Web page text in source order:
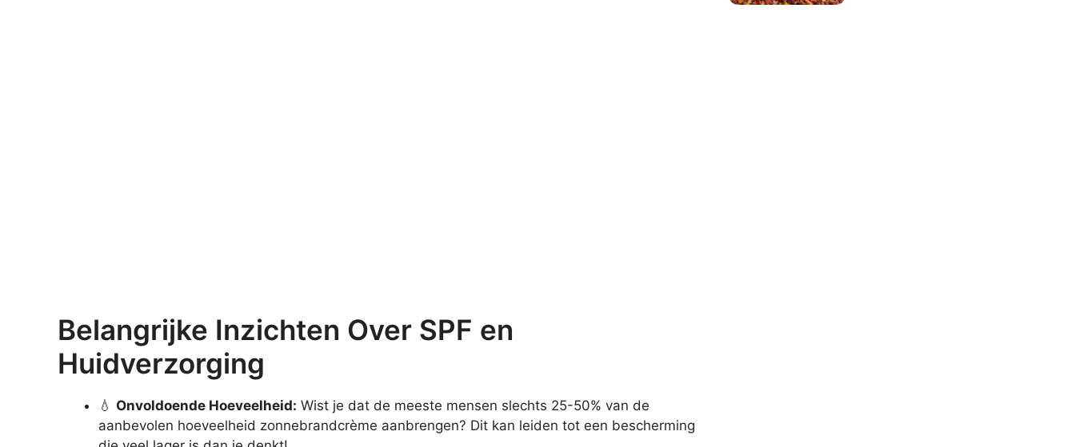
Belangrijke Inzichten Over SPF en
Huidverzorging
💧 Onvoldoende Hoeveelheid: Wist je dat de meeste mensen slechts 25-50% van de
aanbevolen hoeveelheid zonnebrandcrème aanbrengen? Dit kan leiden tot een bescherming